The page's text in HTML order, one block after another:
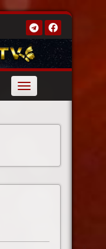
Toggle
navigation